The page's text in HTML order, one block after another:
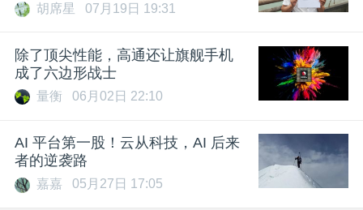
胡席星 07月19日 19:31
除了顶尖性能，高通还让旗舰手机
成了六边形战士
量衡 06月02日 22:10
AI 平台第一股！云从科技，AI 后来
者的逆袭路
嘉嘉 05月27日 17:05